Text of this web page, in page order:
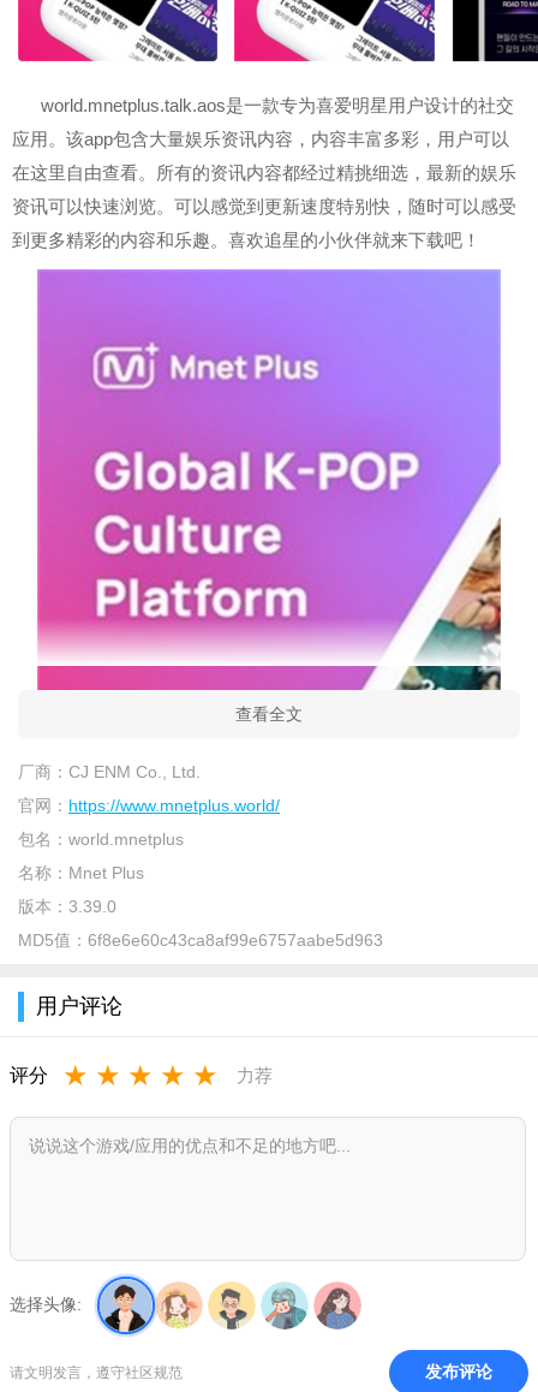
world.mnetplus.talk.aos是一款专为喜爱明星用户设计的社交
应用。该app包含大量娱乐资讯内容，内容丰富多彩，用户可以
在这里自由查看。所有的资讯内容都经过精挑细选，最新的娱乐
资讯可以快速浏览。可以感觉到更新速度特别快，随时可以感受
到更多精彩的内容和乐趣。喜欢追星的小伙伴就来下载吧！
mnetplus怎么设置中文？
1、在主界面上，下面一排从右边到左第二个设置选项。
查看全文
厂商： CJ ENM Co., Ltd.
官网： https://www.mnetplus.world/
包名： world.mnetplus
名称： Mnet Plus
版本： 3.39.0
MD5值： 6f8e6e60c43ca8af99e6757aabe5d963
用户评论
评分 ★ ★ ★ ★ ★ 力荐
选择头像:
请文明发言，遵守社区规范 发布评论